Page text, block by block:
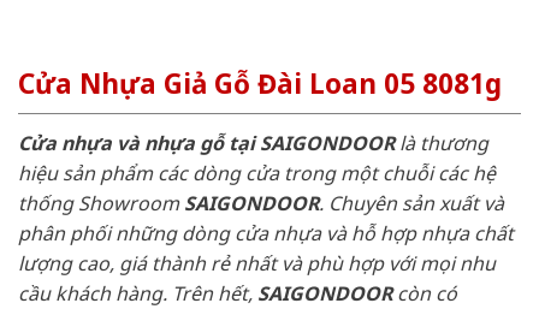
Cửa Nhựa Giả Gỗ Đài Loan 05 8081g
Cửa nhựa và nhựa gỗ tại SAIGONDOORlà thương
hiệu sản phẩm các dòng cửa trong một chuỗi các hệ
thống ShowroomSAIGONDOOR. Chuyên sản xuất và
phân phối những dòng cửa nhựa và hỗ hợp nhựa chất
lượng cao, giá thành rẻ nhất và phù hợp với mọi nhu
cầu khách hàng. Trên hết, SAIGONDOORcòn có